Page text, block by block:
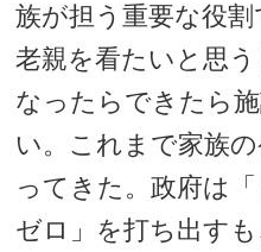
族が担う重要な役
老親を看たいと思
なったらできたら
い。これまで家族
ってきた。政府は
ゼロ」を打ち出す